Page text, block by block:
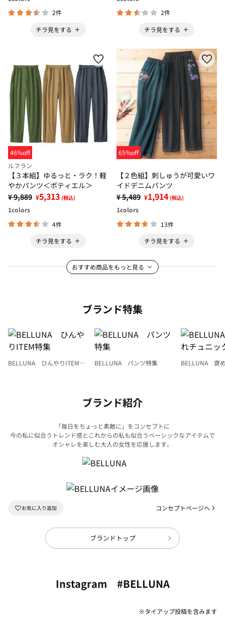
2件
チラ見をする
2件
チラ見をする
46%off
ルフラン
【３本組】ゆるっと・ラク！軽
やかパンツ＜ポティエル＞
¥ 9,889 ¥5,313 (税込)
1colors
4件
チラ見をする
65%off
【２色組】刺しゅうが可愛いワ
イドデニムパンツ
¥ 5,489 ¥1,914 (税込)
1colors
13件
チラ見をする
おすすめ商品をもっと見る
ブランド特集
BELLUNA ひんやりITEM特
BELLUNA パンツ特集
BELLUNA 褒
ブランド紹介
「毎日をちょっと素敵に」をコンセプトに
今の私に似合うトレンド感とこれからの私も似合うベーシックなアイテムで
オシャレを楽しむ大人の女性を応援します。
コンセプトページへ
ブランドトップ
Instagram #BELLUNA
※タイアップ投稿を含みます